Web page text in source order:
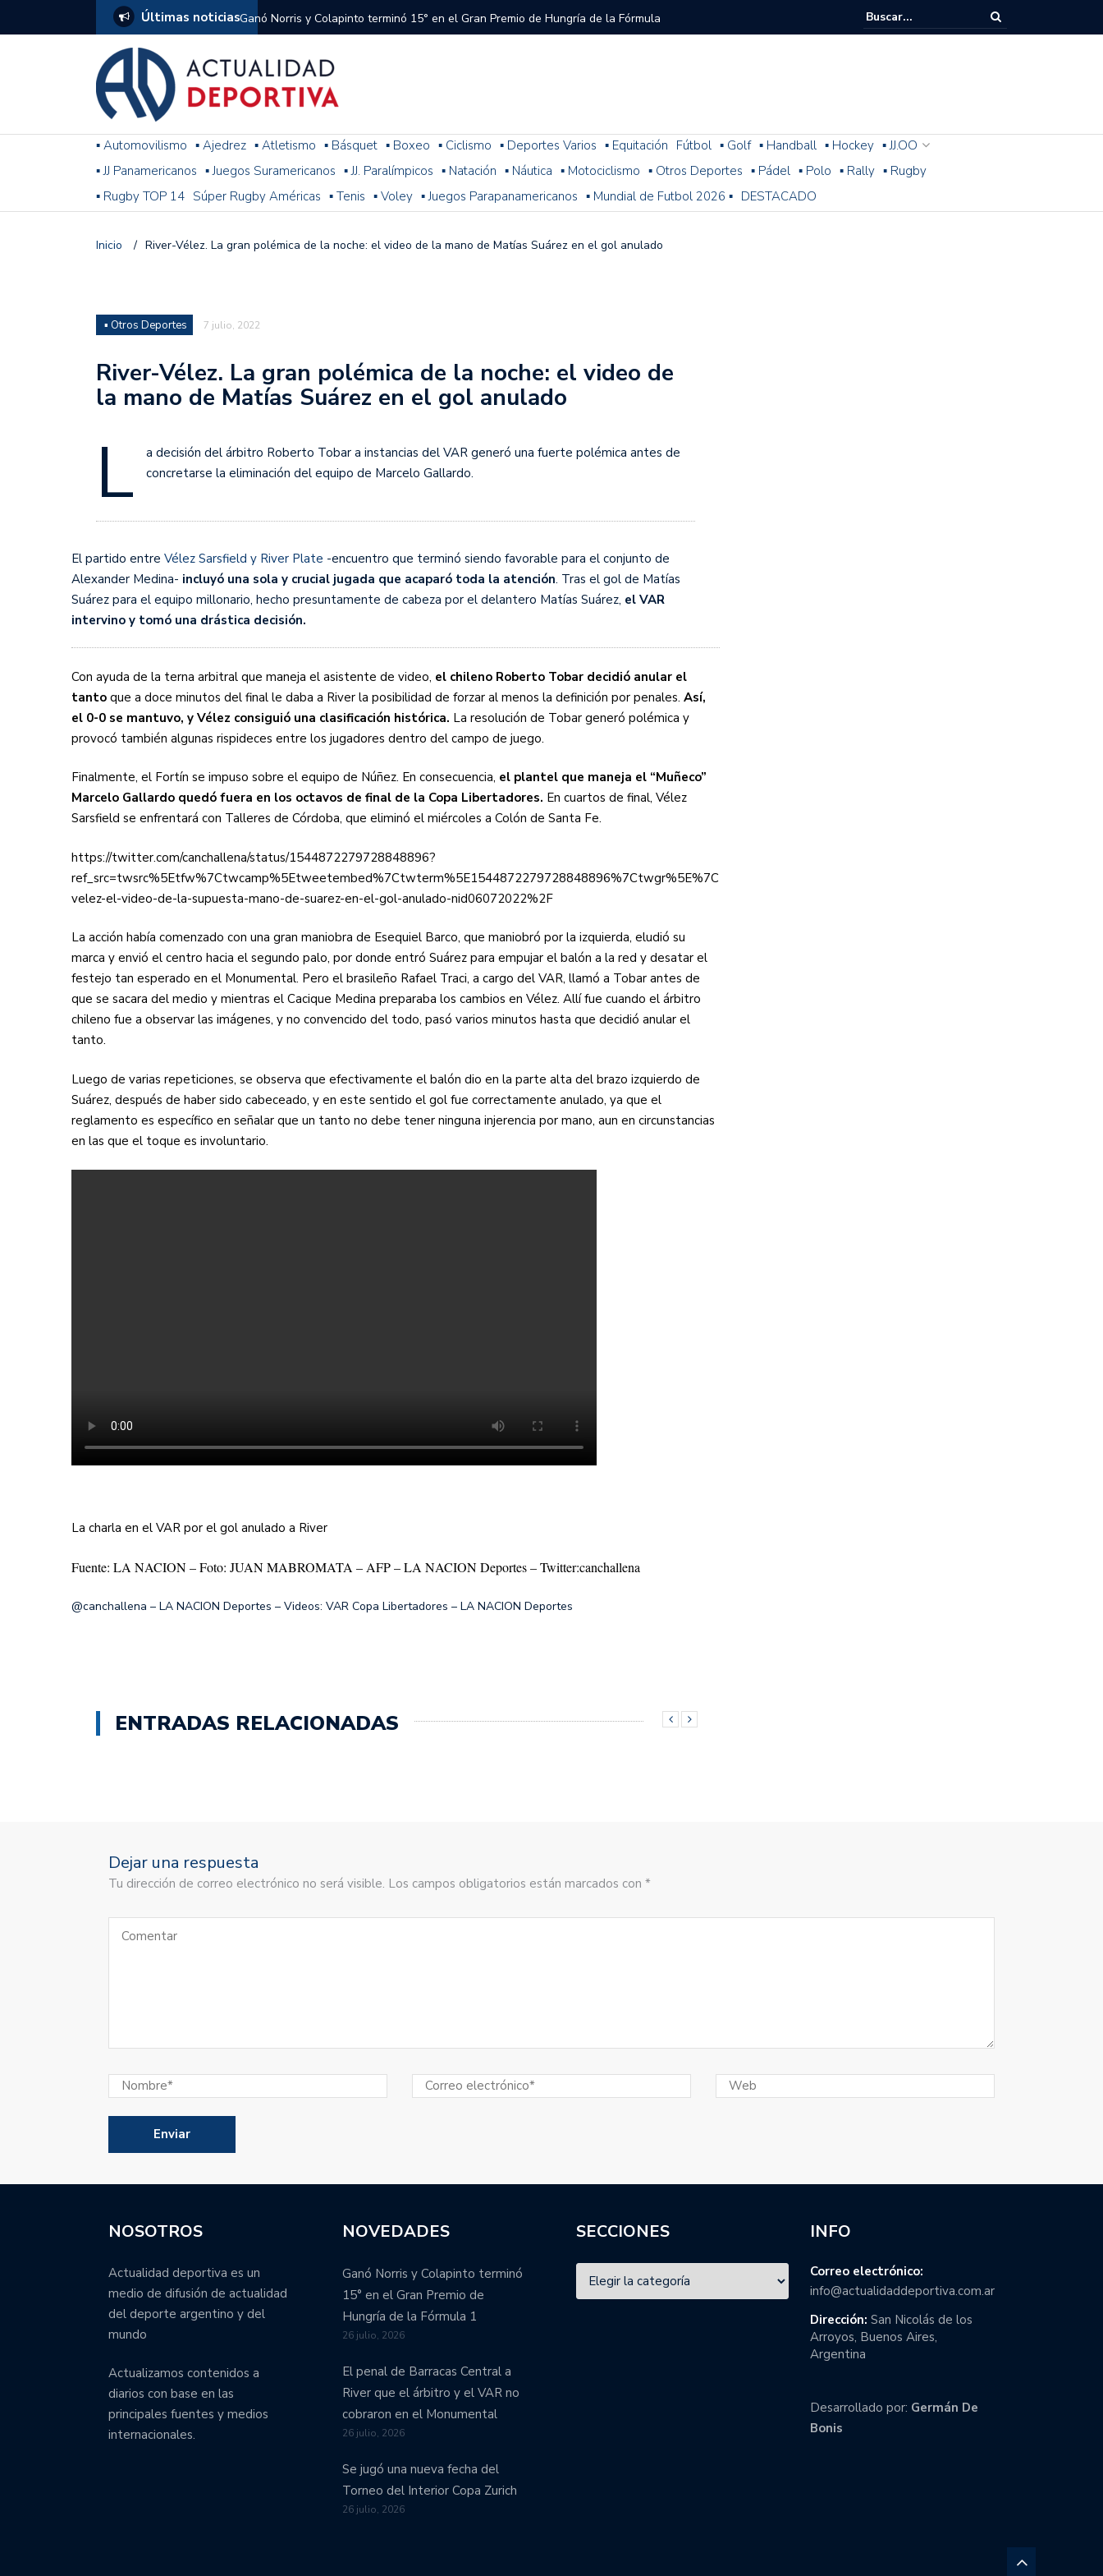
Últimas noticiasGanó Norris y Colapinto terminó 15° en el Gran Premio de Hungría de la Fórmula
1
El penal de Barracas Central a River que el árbitro y el VAR no cobraron en el
Monumental
Se jugó una nueva fecha del Torneo del Interior Copa Zurich
Arrancó el Torneo Clausura: resultados, posiciones y cómo sigue la fecha 1
Franco Colapinto giró sin problemas y terminó 14° la última práctica para el
omitió un penal de Sosa
Juan Fernando Quintero rescindió su contrato con River: “Quedará para siempre
en la historia grande del club”
de Vélez a la pasión por River
Simonet
Lista de la selección femenina de Argentina para la Copa Mundial de Hockey FIH
2026
FIH 2026
Las Panteras debutaron con una gran victoria ante Ecuador en la Copa
Sudamericana
Empieza el Clausura: las diez cosas que tenés que saber
▪ Automovilismo ▪ Ajedrez ▪ Atletismo ▪ Básquet ▪ Boxeo ▪ Ciclismo ▪ Deportes Varios ▪ Equitación Fútbol ▪ Golf ▪ Handball ▪ Hockey ▪ JJ.OO
▪ JJ Panamericanos ▪ Juegos Suramericanos ▪ JJ. Paralímpicos ▪ Natación ▪ Náutica ▪ Motociclismo ▪ Otros Deportes ▪ Pádel ▪ Polo ▪ Rally ▪ Rugby
▪ Rugby TOP 14 Súper Rugby Américas ▪ Tenis ▪ Voley ▪ Juegos Parapanamericanos ▪ Mundial de Futbol 2026 ▪ DESTACADO
Inicio / River-Vélez. La gran polémica de la noche: el video de la mano de Matías Suárez en el gol anulado
▪ Otros Deportes 7 julio, 2022
River-Vélez. La gran polémica de la noche: el video de
la mano de Matías Suárez en el gol anulado
L
a decisión del árbitro Roberto Tobar a instancias del VAR generó una fuerte polémica antes de
concretarse la eliminación del equipo de Marcelo Gallardo.
El partido entre Vélez Sarsfield y River Plate -encuentro que terminó siendo favorable para el conjunto de
Alexander Medina- incluyó una sola y crucial jugada que acaparó toda la atención. Tras el gol de Matías
Suárez para el equipo millonario, hecho presuntamente de cabeza por el delantero Matías Suárez, el VAR
intervino y tomó una drástica decisión.
Con ayuda de la terna arbitral que maneja el asistente de video, el chileno Roberto Tobar decidió anular el
tanto que a doce minutos del final le daba a River la posibilidad de forzar al menos la definición por penales. Así,
el 0-0 se mantuvo, y Vélez consiguió una clasificación histórica. La resolución de Tobar generó polémica y
provocó también algunas rispideces entre los jugadores dentro del campo de juego.
Finalmente, el Fortín se impuso sobre el equipo de Núñez. En consecuencia, el plantel que maneja el “Muñeco”
Marcelo Gallardo quedó fuera en los octavos de final de la Copa Libertadores. En cuartos de final, Vélez
Sarsfield se enfrentará con Talleres de Córdoba, que eliminó el miércoles a Colón de Santa Fe.
https://twitter.com/canchallena/status/1544872279728848896?
velez-el-video-de-la-supuesta-mano-de-suarez-en-el-gol-anulado-nid06072022%2F
La acción había comenzado con una gran maniobra de Esequiel Barco, que maniobró por la izquierda, eludió su
marca y envió el centro hacia el segundo palo, por donde entró Suárez para empujar el balón a la red y desatar el
festejo tan esperado en el Monumental. Pero el brasileño Rafael Traci, a cargo del VAR, llamó a Tobar antes de
que se sacara del medio y mientras el Cacique Medina preparaba los cambios en Vélez. Allí fue cuando el árbitro
chileno fue a observar las imágenes, y no convencido del todo, pasó varios minutos hasta que decidió anular el
tanto.
Luego de varias repeticiones, se observa que efectivamente el balón dio en la parte alta del brazo izquierdo de
Suárez, después de haber sido cabeceado, y en este sentido el gol fue correctamente anulado, ya que el
reglamento es específico en señalar que un tanto no debe tener ninguna injerencia por mano, aun en circunstancias
en las que el toque es involuntario.
La charla en el VAR por el gol anulado a River
Fuente: LA NACION – Foto: JUAN MABROMATA – AFP – LA NACION Deportes – Twitter:canchallena
@canchallena – LA NACION Deportes – Videos: VAR Copa Libertadores – LA NACION Deportes
ENTRADAS RELACIONADAS
Dejar una respuesta
Tu dirección de correo electrónico no será visible. Los campos obligatorios están marcados con *
NOSOTROS
Actualidad deportiva es un
medio de difusión de actualidad
del deporte argentino y del
mundo
Actualizamos contenidos a
diarios con base en las
principales fuentes y medios
internacionales.
NOVEDADES
Ganó Norris y Colapinto terminó
15° en el Gran Premio de
Hungría de la Fórmula 1
26 julio, 2026
El penal de Barracas Central a
River que el árbitro y el VAR no
cobraron en el Monumental
26 julio, 2026
Se jugó una nueva fecha del
Torneo del Interior Copa Zurich
26 julio, 2026
SECCIONES INFO
Correo electrónico:
info@actualidaddeportiva.com.ar
Dirección: San Nicolás de los
Arroyos, Buenos Aires,
Argentina
Desarrollado por: Germán De
Bonis